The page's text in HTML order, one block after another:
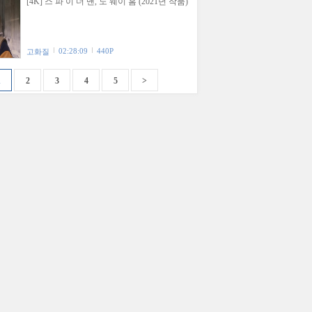
고화질 02:28:09 440P
2 3 4 5 >